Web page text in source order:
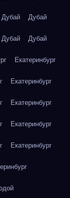
Дубай Дубай
Дубай Дубай
Екатеринбург
Екатеринбург
Екатеринбург
Екатеринбург
Екатеринбург